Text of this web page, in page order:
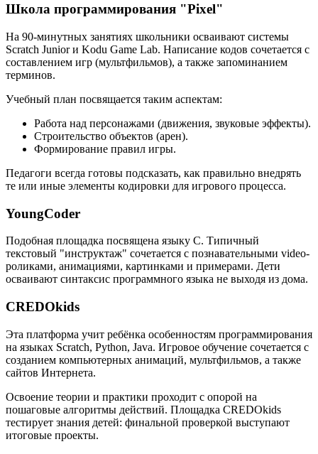
Школа программирования "Pixel"
На 90-минутных занятиях школьники осваивают системы
Scratch Junior и Kodu Game Lab. Написание кодов сочетается с
составлением игр (мультфильмов), а также запоминанием
терминов.
Учебный план посвящается таким аспектам:
Работа над персонажами (движения, звуковые эффекты).
Строительство объектов (арен).
Формирование правил игры.
Педагоги всегда готовы подсказать, как правильно внедрять
те или иные элементы кодировки для игрового процесса.
YoungCoder
Подобная площадка посвящена языку C. Типичный
текстовый "инструктаж" сочетается с познавательными video-
роликами, анимациями, картинками и примерами. Дети
осваивают синтаксис программного языка не выходя из дома.
CREDOkids
Эта платформа учит ребёнка особенностям программирования
на языках Scratch, Python, Java. Игровое обучение сочетается с
созданием компьютерных анимаций, мультфильмов, а также
сайтов Интернета.
Освоение теории и практики проходит с опорой на
пошаговые алгоритмы действий. Площадка CREDOkids
тестирует знания детей: финальной проверкой выступают
итоговые проекты.